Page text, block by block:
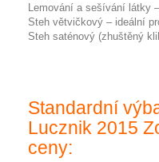
Lemování a sešívání látky
Steh větvičkový – ideální
Steh saténový (zhuštěný
Standardní
Lucznik 2015
ceny: